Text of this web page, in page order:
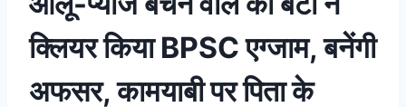
क्लियर किया BPSC एग्जाम, बनेंगी
अफसर, कामयाबी पर पिता के